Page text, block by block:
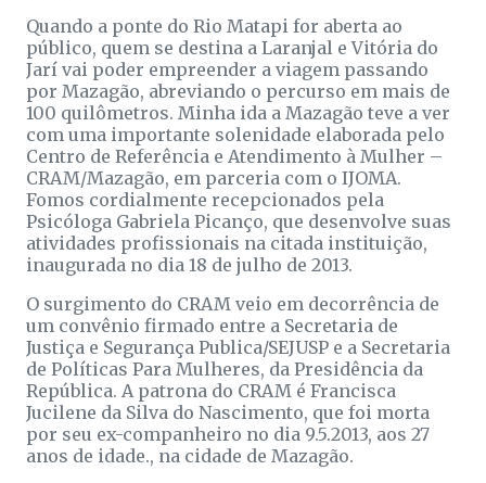
Quando a ponte do Rio Matapi for aberta ao
público, quem se destina a Laranjal e Vitória do
Jarí vai poder empreender a viagem passando
por Mazagão, abreviando o percurso em mais de
100 quilômetros. Minha ida a Mazagão teve a ver
com uma importante solenidade elaborada pelo
Centro de Referência e Atendimento à Mulher –
CRAM/Mazagão, em parceria com o IJOMA.
Fomos cordialmente recepcionados pela
Psicóloga Gabriela Picanço, que desenvolve suas
atividades profissionais na citada instituição,
inaugurada no dia 18 de julho de 2013.
O surgimento do CRAM veio em decorrência de
um convênio firmado entre a Secretaria de
Justiça e Segurança Publica/SEJUSP e a Secretaria
de Políticas Para Mulheres, da Presidência da
República. A patrona do CRAM é Francisca
Jucilene da Silva do Nascimento, que foi morta
por seu ex-companheiro no dia 9.5.2013, aos 27
anos de idade., na cidade de Mazagão.